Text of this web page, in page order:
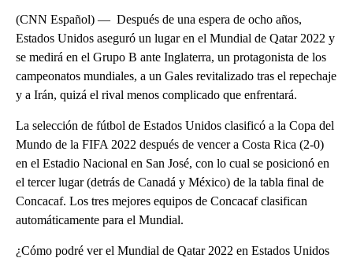
(CNN Español) — Después de una espera de ocho años,
Estados Unidos aseguró un lugar en el Mundial de Qatar 2022 y
se medirá en el Grupo B ante Inglaterra, un protagonista de los
campeonatos mundiales, a un Gales revitalizado tras el repechaje
y a Irán, quizá el rival menos complicado que enfrentará.
La selección de fútbol de Estados Unidos clasificó a la Copa del
Mundo de la FIFA 2022 después de vencer a Costa Rica (2-0)
en el Estadio Nacional en San José, con lo cual se posicionó en
el tercer lugar (detrás de Canadá y México) de la tabla final de
Concacaf. Los tres mejores equipos de Concacaf clasifican
automáticamente para el Mundial.
¿Cómo podré ver el Mundial de Qatar 2022 en Estados Unidos